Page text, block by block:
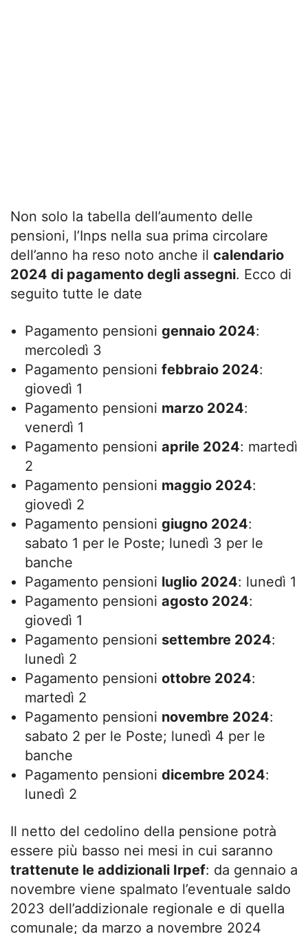
Non solo la tabella dell’aumento delle
pensioni, l’Inps nella sua prima circolare
dell’anno ha reso noto anche il calendario
2024 di pagamento degli assegni. Ecco di
seguito tutte le date
Pagamento pensioni gennaio 2024:
mercoledì 3
Pagamento pensioni febbraio 2024:
giovedì 1
Pagamento pensioni marzo 2024:
venerdì 1
Pagamento pensioni aprile 2024: martedì
2
Pagamento pensioni maggio 2024:
giovedì 2
Pagamento pensioni giugno 2024:
sabato 1 per le Poste; lunedì 3 per le
banche
Pagamento pensioni luglio 2024: lunedì 1
Pagamento pensioni agosto 2024:
giovedì 1
Pagamento pensioni settembre 2024:
lunedì 2
Pagamento pensioni ottobre 2024:
martedì 2
Pagamento pensioni novembre 2024:
sabato 2 per le Poste; lunedì 4 per le
banche
Pagamento pensioni dicembre 2024:
lunedì 2
Il netto del cedolino della pensione potrà
essere più basso nei mesi in cui saranno
trattenute le addizionali Irpef: da gennaio a
novembre viene spalmato l’eventuale saldo
2023 dell’addizionale regionale e di quella
comunale; da marzo a novembre 2024